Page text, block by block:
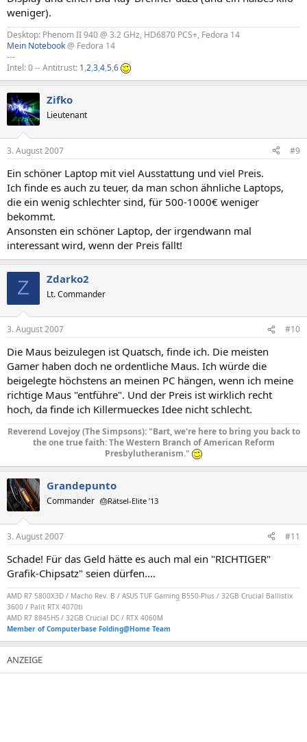
weniger).
Desktop: Phenom II 940 @ 3.2 GHz, HD6870 PCS+, Fedora 14
Mein Notebook@ Fedora 14
---
Intel: 0 -- Antitrust: 1,2,3,4,5,6
Zifko
Lieutenant
3. August 2007 #9
Ein schöner Laptop mit viel Ausstattung und viel Preis.
Ich finde es auch zu teuer, da man schon ähnliche Laptops,
die ein wenig schlechter sind, für 500-1000€ weniger
bekommt.
Ansonsten ein schöner Laptop, der irgendwann mal
interessant wird, wenn der Preis fällt!
Z Zdarko2
Lt. Commander
3. August 2007 #10
Die Maus beizulegen ist Quatsch, finde ich. Die meisten
Gamer haben doch ne ordentliche Maus. Ich würde die
beigelegte höchstens an meinen PC hängen, wenn ich meine
richtige Maus "entführe". Und der Preis ist wirklich recht
hoch, da finde ich Killermueckes Idee nicht schlecht.
Reverend Lovejoy (The Simpsons): "Bart, we're here to bring you back to
the one true faith: The Western Branch of American Reform
Presbylutheranism."
Grandepunto
Commander 🎂Rätsel-Elite ’13
3. August 2007 #11
Schade! Für das Geld hätte es auch mal ein "RICHTIGER"
Grafik-Chipsatz" seien dürfen....
AMD R7 5800X3D / Macho Rev. B / ASUS TUF Gaming B550-Plus / 32GB Crucial Ballistix
3600 / Palit RTX 4070ti
AMD R7 8845HS / 32GB Crucial DC / RTX 4060M
Member of Computerbase Folding@Home Team